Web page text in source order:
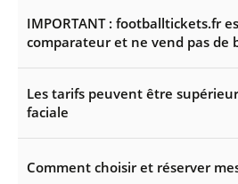
IMPORTANT : footballtickets.fr
comparateur et ne vend pas de
Les tarifs peuvent être
faciale
Comment choisir et réserver